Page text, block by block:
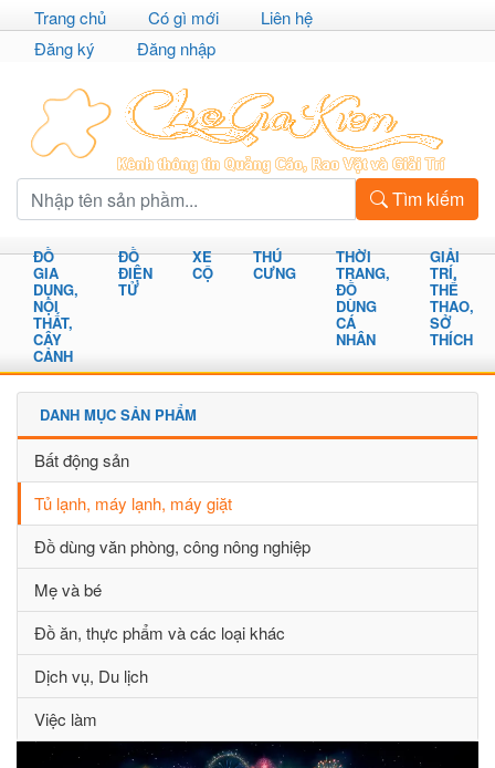
Trang chủ Có gì mới
Liên hệ
Đăng ký
Đăng nhập
Tìm kiếm
ĐỒ
GIA
DỤNG,
NỘI
THẤT,
CÂY
CẢNH
ĐỒ
ĐIỆN
TỬ
XE
CỘ
THÚ
CƯNG
THỜI
TRANG,
ĐỒ
DÙNG
CÁ
NHÂN
GIẢI
TRÍ,
THỂ
THAO,
SỞ
THÍCH
DANH MỤC SẢN PHẨM
Bất động sản
Tủ lạnh, máy lạnh, máy giặt
Đồ dùng văn phòng, công nông nghiệp
Mẹ và bé
Đồ ăn, thực phẩm và các loại khác
Dịch vụ, Du lịch
Việc làm